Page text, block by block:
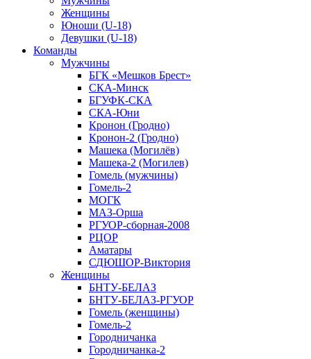
Женщины
Юноши (U-18)
Девушки (U-18)
Команды
Мужчины
БГК «Мешков Брест»
СКА-Минск
БГУФК-СКА
СКА-Юни
Кронон (Гродно)
Кронон-2 (Гродно)
Машека (Могилёв)
Машека-2 (Могилев)
Гомель (мужчины)
Гомель-2
МОГК
МАЗ-Орша
РГУОР-сборная-2008
РЦОР
Аматары
СДЮШОР-Виктория
Женщины
БНТУ-БЕЛАЗ
БНТУ-БЕЛАЗ-РГУОР
Гомель (женщины)
Гомель-2
Городничанка
Городничанка-2